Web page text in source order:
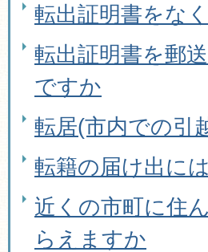
転出証明書をな
転出証明書を郵
ですか
転居(市内での引
転籍の届け出に
近くの市町に住
らえますか